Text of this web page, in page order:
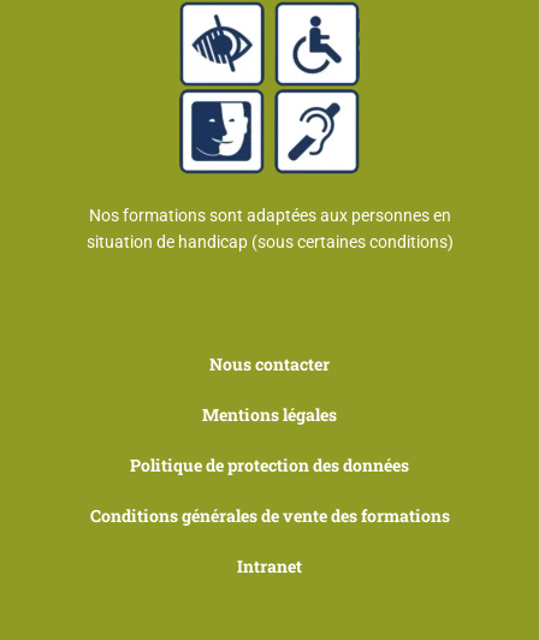
Nos formations sont adaptées aux personnes en
situation de handicap (sous certaines conditions)
Nous contacter
Mentions légales
Politique de protection des données
Conditions générales de vente des formations
Intranet